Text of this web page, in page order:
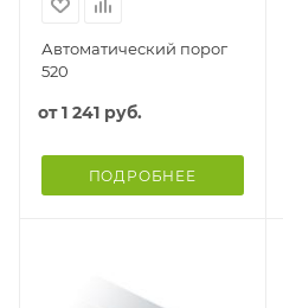
Автоматический порог
520
от1 241 руб.
ПОДРОБНЕЕ